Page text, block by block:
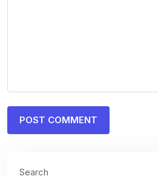
Search